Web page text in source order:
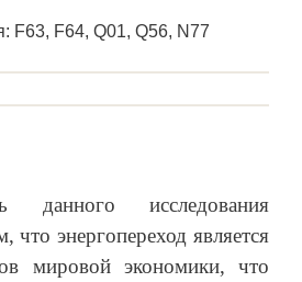
F63, F64, Q01, Q56, N77
данного исследования
что энергопереход является
мировой экономики, что